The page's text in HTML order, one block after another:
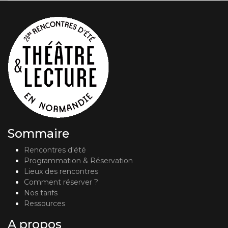
Sommaire
Rencontres d'été
Programmation & Réservation
Lieux des rencontres
Comment réserver ?
Nos tarifs
Ressources
A propos